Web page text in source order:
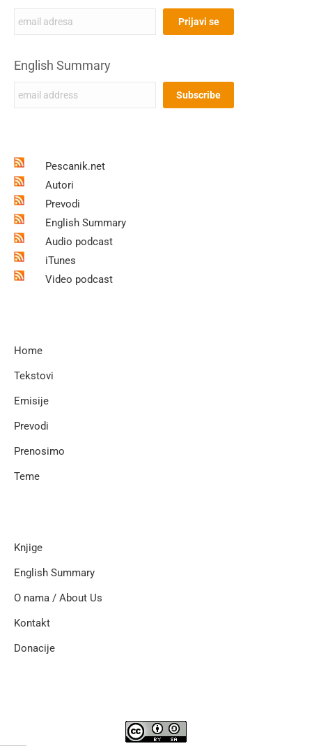
English Summary
Pescanik.net
Autori
Prevodi
English Summary
Audio podcast
iTunes
Video podcast
Home
Tekstovi
Emisije
Prevodi
Prenosimo
Teme
Knjige
English Summary
O nama / About Us
Kontakt
Donacije